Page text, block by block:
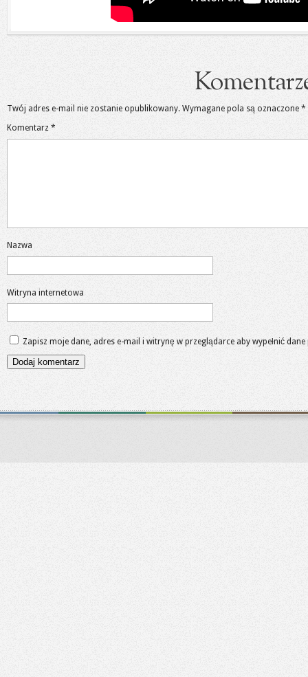
Twój adres e-mail nie zostanie opublikowany. Wymagane pola są oznaczone *
Komentarz *
Nazwa
Witryna internetowa
Zapisz moje dane, adres e-mail i witrynę w przeglądarce aby wypełnić